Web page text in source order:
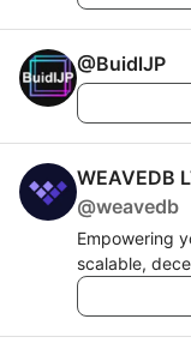
@BuidlJP
WEAVEDB
@weavedb
Empowering
scalable,